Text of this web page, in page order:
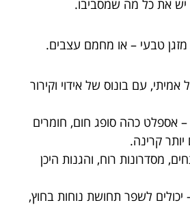
יש את כל מה שמסביבו.
מזגן טבעי – או מחמם עצבים.
אמיתי, עם בונוס של אידוי וקירור
– אספלט כהה סופג חום, חומרים
יותר קרינה.
מסדרונות רוח, והגנות היכן
יכולים לשפר תחושת נוחות בחוץ,